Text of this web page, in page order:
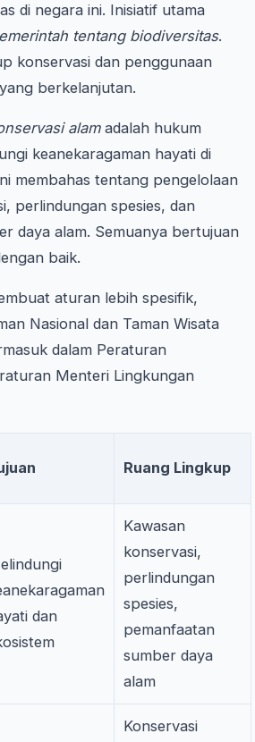
di negara ini. Inisiatif utama
tentang biodiversitas.
konservasi dan penggunaan
berkelanjutan.
alamadalah hukum
keanekaragaman hayati di
membahas tentang pengelolaan
perlindungan spesies, dan
daya alam. Semuanya bertujuan
baik.
aturan lebih spesifik,
Nasional dan Taman Wisata
dalam Peraturan
Menteri Lingkungan
Ruang Lingkup
dan
Kawasan
konservasi,
perlindungan
spesies,
pemanfaatan
sumber daya
alam
Konservasi